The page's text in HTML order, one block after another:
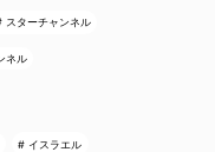
スターチャンネル
ネル
イスラエル